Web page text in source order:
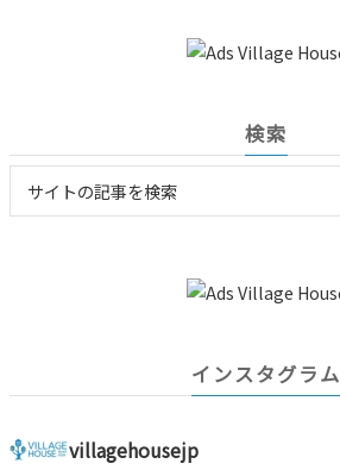
検索
インスタグラム
villagehousejp